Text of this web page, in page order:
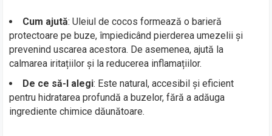
Cum ajută: Uleiul de cocos formează o barieră
protectoare pe buze, împiedicând pierderea umezelii și
prevenind uscarea acestora. De asemenea, ajută la
calmarea iritațiilor și la reducerea inflamațiilor.
De ce să-l alegi: Este natural, accesibil și eficient
pentru hidratarea profundă a buzelor, fără a adăuga
ingrediente chimice dăunătoare.